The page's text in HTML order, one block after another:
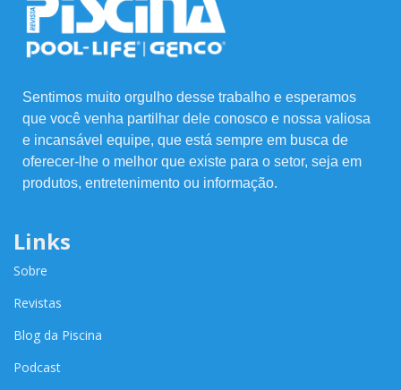
Sentimos muito orgulho desse trabalho e esperamos
que você venha partilhar dele conosco e nossa valiosa
e incansável equipe, que está sempre em busca de
oferecer-lhe o melhor que existe para o setor, seja em
produtos, entretenimento ou informação.
Links
Sobre
Revistas
Blog da Piscina
Podcast